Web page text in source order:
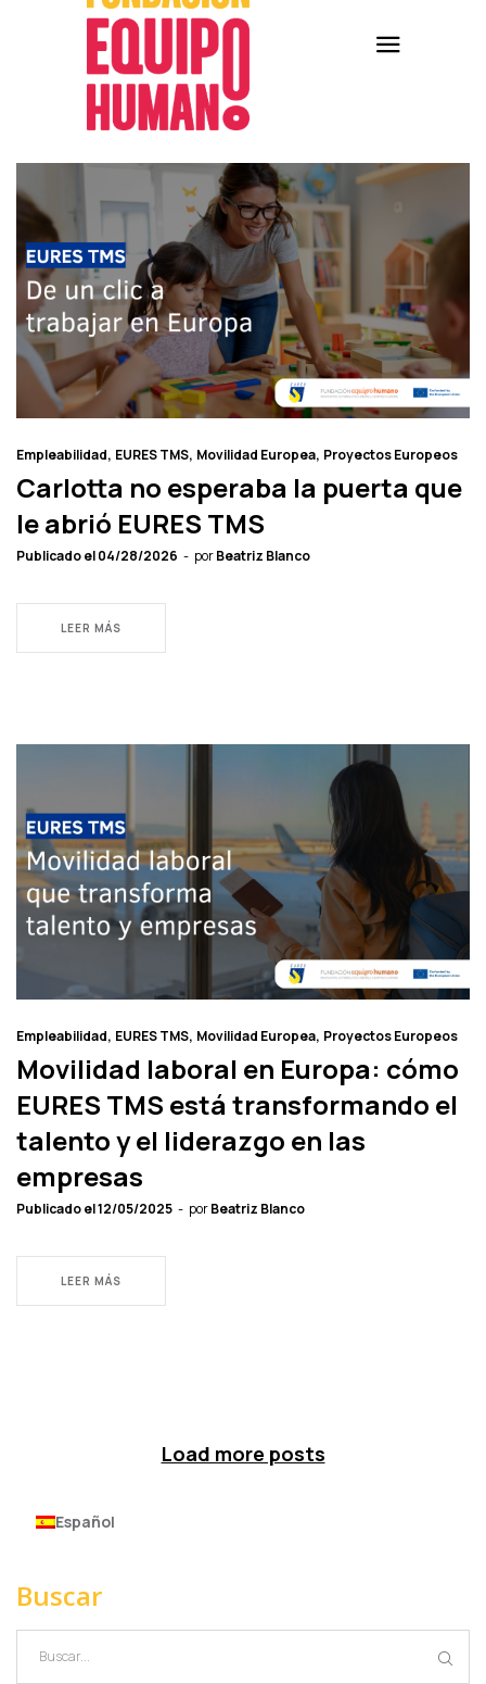
Empleabilidad EURES TMS Movilidad Europea Proyectos Europeos
Carlotta no esperaba la puerta que
le abrió EURES TMS
Publicado el04/28/2026 porBeatriz Blanco
LEER MÁS
Empleabilidad EURES TMS Movilidad Europea Proyectos Europeos
Movilidad laboral en Europa: cómo
EURES TMS está transformando el
talento y el liderazgo en las
empresas
Publicado el12/05/2025 porBeatriz Blanco
LEER MÁS
Load more posts
Español
Buscar